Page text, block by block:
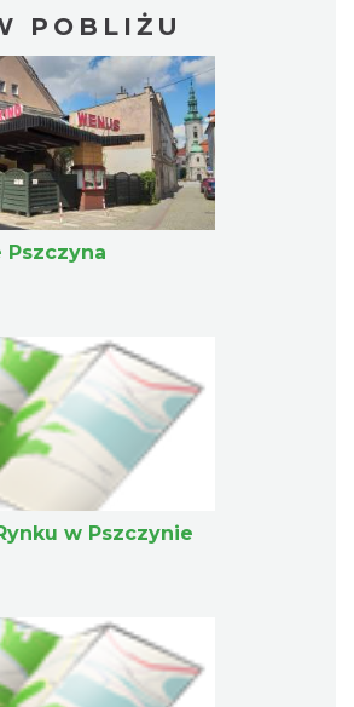
POBLIŻU
Pszczyna
w Pszczynie